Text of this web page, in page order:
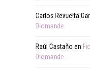
Carlos Revuelta
Diomande
Raúl Castaño en
Diomande